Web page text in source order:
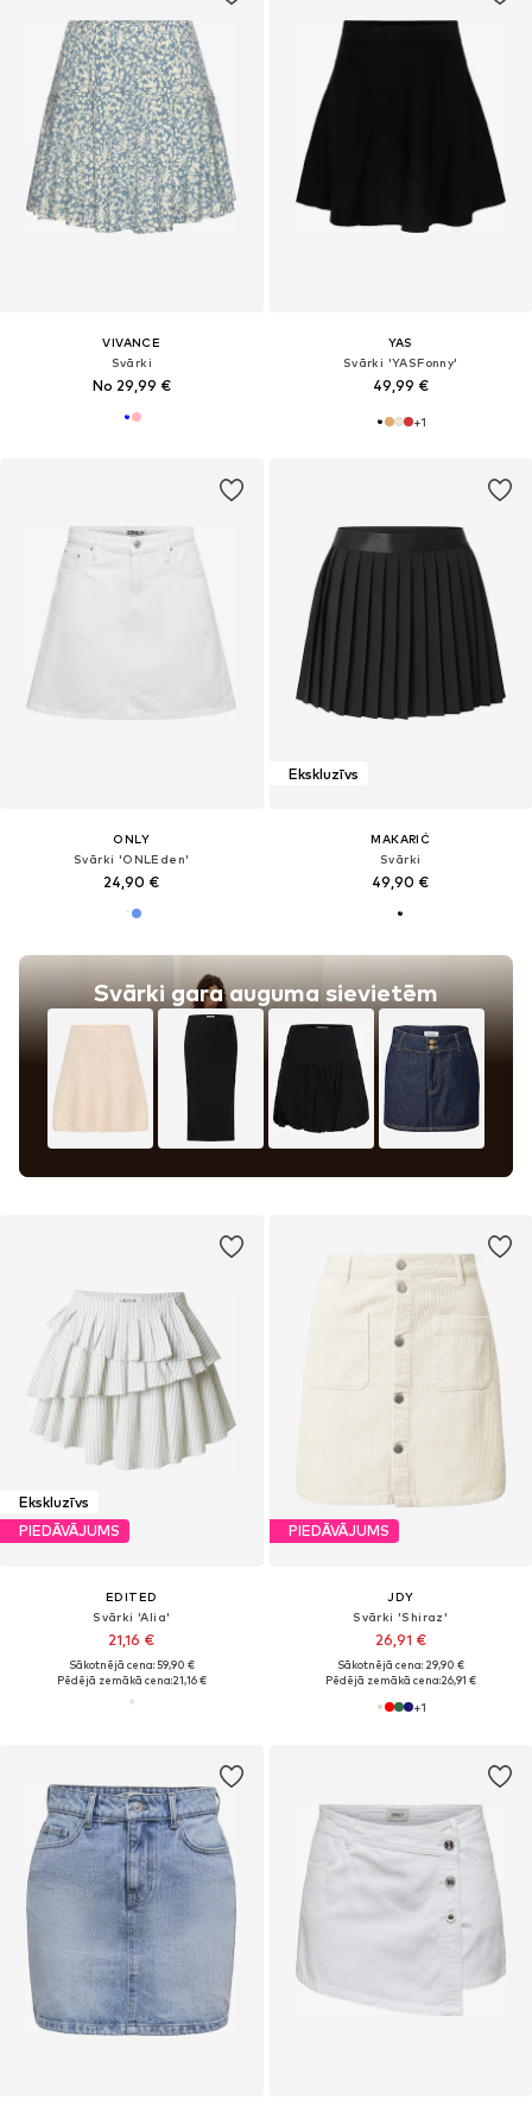
VIVANCE
Svārki
No 29,99 €
YAS
Svārki 'YASFonny'
49,99 €
+1
ONLY
Svārki 'ONLEden'
24,90 €
Svārki gara auguma sievietēm
Ekskluzīvs
MAKARIĆ
Svārki
49,90 €
Ekskluzīvs
PIEDĀVĀJUMS
EDITED
Svārki 'Alia'
21,16 €
Sākotnējā cena: 59,90 €
Pēdējā zemākā cena:21,16 €
PIEDĀVĀJUMS
JDY
Svārki 'Shiraz'
26,91 €
Sākotnējā cena: 29,90 €
Pēdējā zemākā cena:26,91 €
+1